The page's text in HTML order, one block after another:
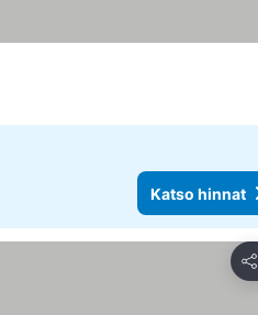
Katso hinnat
Jaa